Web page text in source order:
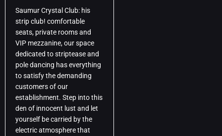
Saumur Crystal Club: his
strip club! comfortable
seats, private rooms and
VIP mezzanine, our space
dedicated to striptease and
pole dancing has everything
to satisfy the demanding
customers of our
establishment. Step into this
den of innocent lust and let
yourself be carried by the
electric atmosphere that